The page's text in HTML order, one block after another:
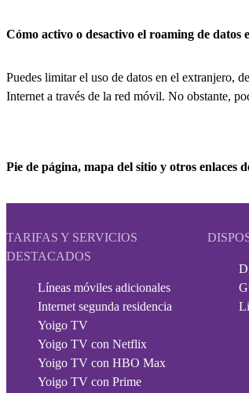
Cómo activo o desactivo el roaming de datos
Puedes limitar el uso de datos en el extranjero,
Internet a través de la red móvil. No obstante,
Pie de página, mapa del sitio y otros enlaces
TARIFAS Y SERVICIOS
DESTACADOS
Líneas móviles adicionales
Internet segunda residencia
Yoigo TV
Yoigo TV con Netflix
Yoigo TV con HBO Max
Yoigo TV con Prime